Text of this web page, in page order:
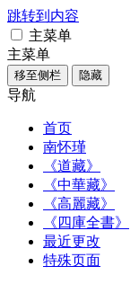
跳转到内容
主菜单
主菜单
移至侧栏 隐藏
导航
首页
南怀瑾
《道藏》
《中華藏》
《高麗藏》
《四庫全書》
最近更改
特殊页面